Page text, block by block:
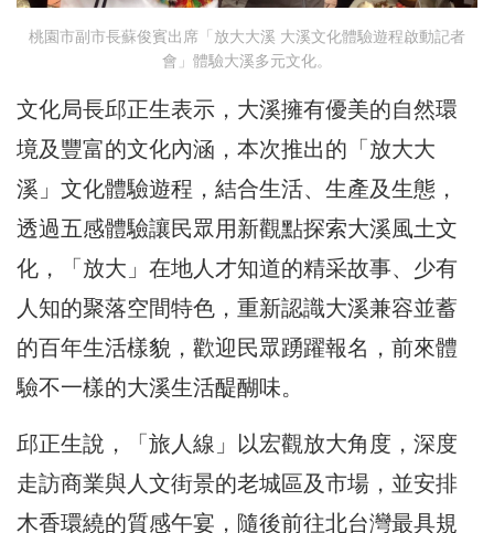
桃園市副市長蘇俊賓出席「放大大溪 大溪文化體驗遊程啟動記者
會」體驗大溪多元文化。
文化局長邱正生表示，大溪擁有優美的自然環
境及豐富的文化內涵，本次推出的「放大大
溪」文化體驗遊程，結合生活、生產及生態，
透過五感體驗讓民眾用新觀點探索大溪風土文
化，「放大」在地人才知道的精采故事、少有
人知的聚落空間特色，重新認識大溪兼容並蓄
的百年生活樣貌，歡迎民眾踴躍報名，前來體
驗不一樣的大溪生活醍醐味。
邱正生說，「旅人線」以宏觀放大角度，深度
走訪商業與人文街景的老城區及市場，並安排
木香環繞的質感午宴，隨後前往北台灣最具規